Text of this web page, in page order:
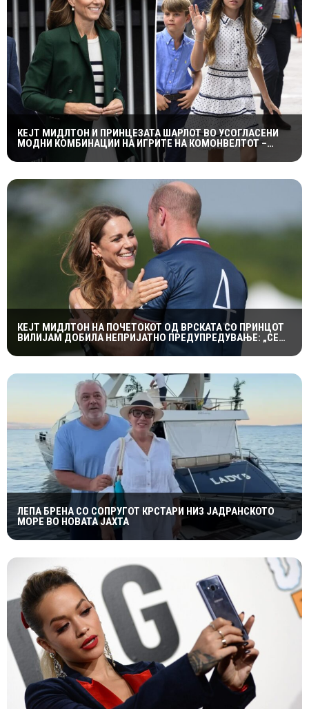
КЕЈТ МИДЛТОН И ПРИНЦЕЗАТА ШАРЛОТ ВО УСОГЛАСЕНИ
МОДНИ КОМБИНАЦИИ НА ИГРИТЕ НА КОМОНВЕЛТОТ –
КРАЛСКОТО СЕМЕЈСТВО ГО ПРИВЛЕЧЕ ЦЕЛОТО ВНИМАНИЕ
КЕЈТ МИДЛТОН НА ПОЧЕТОКОТ ОД ВРСКАТА СО ПРИНЦОТ
ВИЛИЈАМ ДОБИЛА НЕПРИЈАТНО ПРЕДУПРЕДУВАЊЕ: „СЕ
МАЖИШ ВО ПОГРЕШНО СЕМЕЈСТВО“
ЛЕПА БРЕНА СО СОПРУГОТ КРСТАРИ НИЗ ЈАДРАНСКОТО
МОРЕ ВО НОВАТА ЈАХТА